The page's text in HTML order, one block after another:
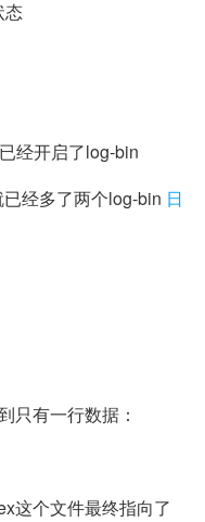
态
经开启了log-bin
经多了两个log-bin 日
只有一行数据：
这个文件最终指向了